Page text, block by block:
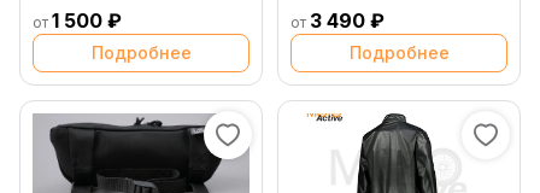
от 1 500 ₽
Подробнее
от 3 490 ₽
Подробнее